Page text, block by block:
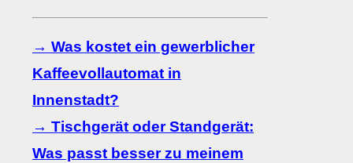
→ Was kostet ein gewerblicher
Kaffeevollautomat in
Innenstadt?
→ Tischgerät oder Standgerät:
Was passt besser zu meinem